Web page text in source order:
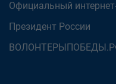
Официальный
Президент России